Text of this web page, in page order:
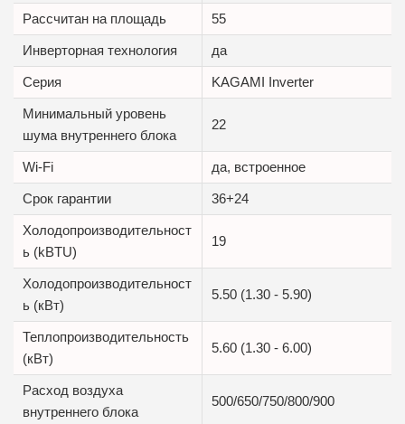
Рассчитан на площадь 55
Инверторная технология да
Серия KAGAMI Inverter
Минимальный уровень
шума внутреннего блока
22
Wi-Fi да, встроенное
Срок гарантии 36+24
Холодопроизводительност
ь (kBTU)
19
Холодопроизводительност
ь (кВт)
5.50 (1.30 - 5.90)
Теплопроизводительность
(кВт)
5.60 (1.30 - 6.00)
Расход воздуха
внутреннего блока
500/650/750/800/900